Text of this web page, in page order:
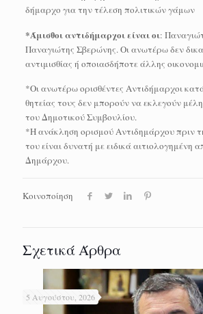
δήμαρχο για την τέλεση πολιτικών γάμων
*Άμισθοι αντιδήμαρχοι είναι οι:
Παναγιώτης Σβερώνης. Οι ανωτέρω δεν
αντιμισθίας ή οποιασδήποτε άλλης
*Οι ανωτέρω ορισθέντες Αντιδήμαρχοι
θητείας τους δεν μπορούν να εκλεγούν
του Δημοτικού Συμβουλίου.
*Η ανάκληση ορισμού Αντιδημάρχου πριν
του είναι δυνατή με ειδικά αιτιολογημένη
Δημάρχου.
Κοινοποίηση
Σχετικά Άρθρα
5 Αυγούστου, 2026